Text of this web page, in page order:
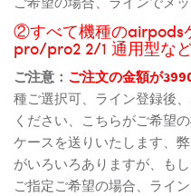
②すべて機種のairpods
pro/pro2 2/1 通用型な
ご注意： ご注文の金額が
種ご選択可、ライン登録後
ください、こちらがご希望
ケースを送りいたします、
がいろいろありますが、も
ご指定ご希望の場合、ライ